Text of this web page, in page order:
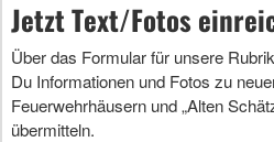
Jetzt Text/Fotos
Über das Formular für unsere
Du Informationen und Fotos zu
Feuerwehrhäusern und „Alten
übermitteln.